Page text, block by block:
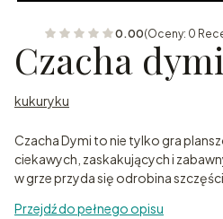
0.00(Oceny: 0
Czacha dymi
kukuryku
Czacha Dymi to nie tylko gra
ciekawych, zaskakujących i
w grze przyda się odrobina
Przejdź do pełnego opisu